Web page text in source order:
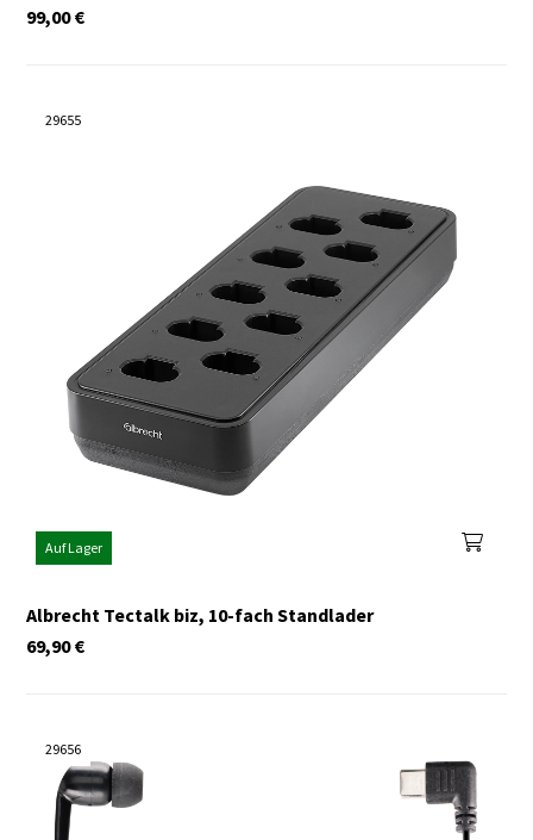
€
99,00
29655
Auf Lager
Albrecht Tectalk biz, 10-fach Standlader
€
69,90
29656